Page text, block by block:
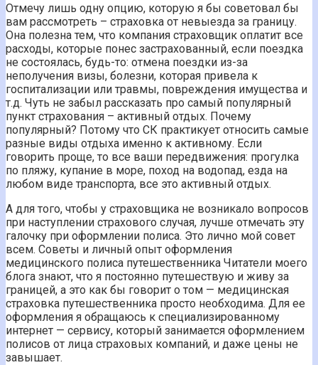
Отмечу лишь одну опцию, которую я бы советовал бы
вам рассмотреть – страховка от невыезда за границу.
Она полезна тем, что компания страховщик оплатит все
расходы, которые понес застрахованный, если поездка
не состоялась, будь-то: отмена поездки из-за
неполучения визы, болезни, которая привела к
госпитализации или травмы, повреждения имущества и
т.д. Чуть не забыл рассказать про самый популярный
пункт страхования – активный отдых. Почему
популярный? Потому что СК практикует относить самые
разные виды отдыха именно к активному. Если
говорить проще, то все ваши передвижения: прогулка
по пляжу, купание в море, поход на водопад, езда на
любом виде транспорта, все это активный отдых.
А для того, чтобы у страховщика не возникало вопросов
при наступлении страхового случая, лучше отмечать эту
галочку при оформлении полиса. Это лично мой совет
всем. Советы и личный опыт оформления
медицинского полиса путешественника Читатели моего
блога знают, что я постоянно путешествую и живу за
границей, а это как бы говорит о том — медицинская
страховка путешественника просто необходима. Для ее
оформления я обращаюсь к специализированному
интернет — сервису, который занимается оформлением
полисов от лица страховых компаний, и даже цены не
завышает.